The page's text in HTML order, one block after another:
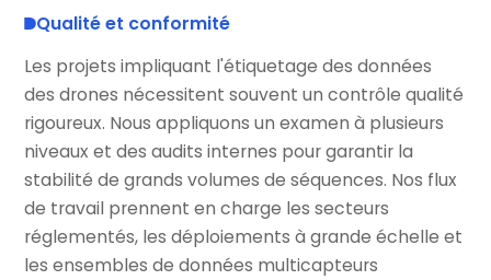
Qualité et conformité
Les projets impliquant l'étiquetage des données
des drones nécessitent souvent un contrôle qualité
rigoureux. Nous appliquons un examen à plusieurs
niveaux et des audits internes pour garantir la
stabilité de grands volumes de séquences. Nos flux
de travail prennent en charge les secteurs
réglementés, les déploiements à grande échelle et
les ensembles de données multicapteurs